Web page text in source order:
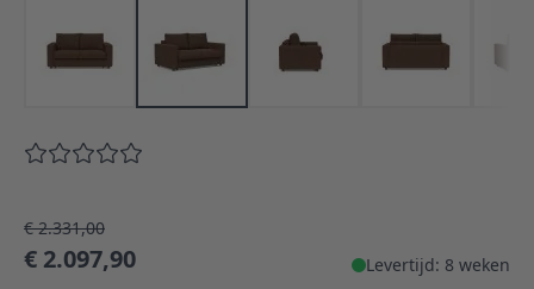
€ 2.331,00
€ 2.097,90 Levertijd: 8 weken